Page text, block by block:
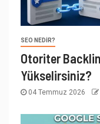
SEO NEDIR?
Otoriter
Yükselirsiniz?
04 Temmuz 2026